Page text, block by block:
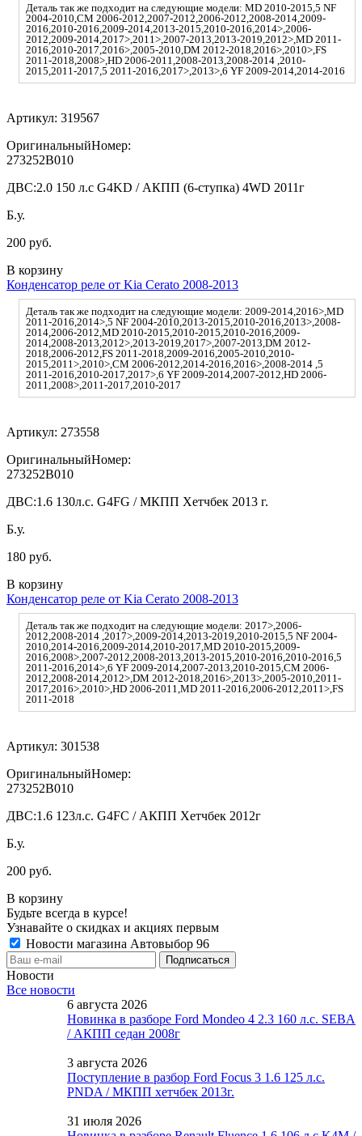
Деталь так же подходит на следующие модели: MD 2010-2015,5 NF
2004-2010,CM 2006-2012,2007-2012,2006-2012,2008-2014,2009-
2016,2010-2016,2009-2014,2013-2015,2010-2016,2014>,2006-
2012,2009-2014,2017>,2011>,2007-2013,2013-2019,2012>,MD 2011-
2016,2010-2017,2016>,2005-2010,DM 2012-2018,2016>,2010>,FS
2011-2018,2008>,HD 2006-2011,2008-2013,2008-2014 ,2010-
2015,2011-2017,5 2011-2016,2017>,2013>,6 YF 2009-2014,2014-2016
Артикул: 319567
ОригинальныйНомер:
273252B010
ДВС:2.0 150 л.с G4KD / АКПП (6-ступка) 4WD 2011г
Б.у.
200 руб.
В корзину
Конденсатор реле от Kia Cerato 2008-2013
Деталь так же подходит на следующие модели: 2009-2014,2016>,MD
2011-2016,2014>,5 NF 2004-2010,2013-2015,2010-2016,2013>,2008-
2014,2006-2012,MD 2010-2015,2010-2015,2010-2016,2009-
2014,2008-2013,2012>,2013-2019,2017>,2007-2013,DM 2012-
2018,2006-2012,FS 2011-2018,2009-2016,2005-2010,2010-
2015,2011>,2010>,CM 2006-2012,2014-2016,2016>,2008-2014 ,5
2011-2016,2010-2017,2017>,6 YF 2009-2014,2007-2012,HD 2006-
2011,2008>,2011-2017,2010-2017
Артикул: 273558
ОригинальныйНомер:
273252B010
ДВС:1.6 130л.с. G4FG / МКПП Хетчбек 2013 г.
Б.у.
180 руб.
В корзину
Конденсатор реле от Kia Cerato 2008-2013
Деталь так же подходит на следующие модели: 2017>,2006-
2012,2008-2014 ,2017>,2009-2014,2013-2019,2010-2015,5 NF 2004-
2010,2014-2016,2009-2014,2010-2017,MD 2010-2015,2009-
2016,2008>,2007-2012,2008-2013,2013-2015,2010-2016,2010-2016,5
2011-2016,2014>,6 YF 2009-2014,2007-2013,2010-2015,CM 2006-
2012,2008-2014,2012>,DM 2012-2018,2016>,2013>,2005-2010,2011-
2017,2016>,2010>,HD 2006-2011,MD 2011-2016,2006-2012,2011>,FS
2011-2018
Артикул: 301538
ОригинальныйНомер:
273252B010
ДВС:1.6 123л.с. G4FC / АКПП Хетчбек 2012г
Б.у.
200 руб.
В корзину
Будьте всегда в курсе!
Узнавайте о скидках и акциях первым
Новости магазина Автовыбор 96
Новости
Все новости
6 августа 2026
Новинка в разборе Ford Mondeo 4 2.3 160 л.с. SEBA
/ АКПП седан 2008г
3 августа 2026
Поступление в разбор Ford Focus 3 1.6 125 л.с.
PNDA / МКПП хетчбек 2013г.
31 июля 2026